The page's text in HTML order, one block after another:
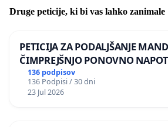
izr. prof. mag. Anja Planišček
Miha Blažič
Miran Mohar
Arjan Pregl
Druge peticije, ki bi vas lahko zanimale
PETICIJA ZA PODALJŠANJE
ČIMPREJŠNJO PONOVNO
BERNARDA ŠRAJNERJA NA
REPUBLIKE SLOVENIJE V MOSKVI
136 podpisov
136 Podpisi / 30 dni
23 Jul 2026